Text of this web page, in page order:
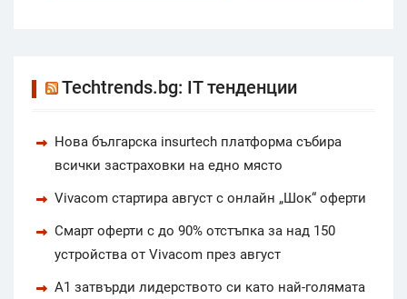
Techtrends.bg: IT тенденции
Нова българска insurtech платформа събира
всички застраховки на едно място
Vivacom стартира август с онлайн „Шок“ оферти
Смарт оферти с до 90% отстъпка за над 150
устройства от Vivacom през август
А1 затвърди лидерството си като най-голямата